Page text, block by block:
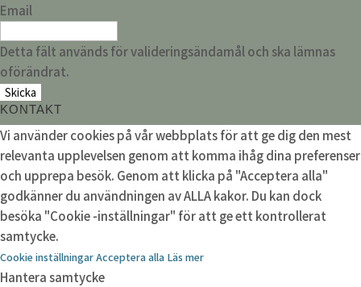
Email
Detta fält används för valideringsändamål och ska lämnas
oförändrat.
KONTAKT
Vi använder cookies på vår webbplats för att ge dig den mest
relevanta upplevelsen genom att komma ihåg dina preferenser
och upprepa besök. Genom att klicka på "Acceptera alla"
godkänner du användningen av ALLA kakor. Du kan dock
besöka "Cookie -inställningar" för att ge ett kontrollerat
samtycke.
Cookie inställningarAcceptera alla Läs mer
Hantera samtycke